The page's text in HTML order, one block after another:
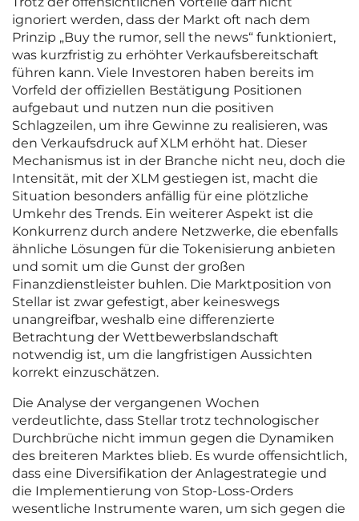
ignoriert werden, dass der Markt oft nach dem
Prinzip „Buy the rumor, sell the news“ funktioniert,
was kurzfristig zu erhöhter Verkaufsbereitschaft
führen kann. Viele Investoren haben bereits im
Vorfeld der offiziellen Bestätigung Positionen
aufgebaut und nutzen nun die positiven
Schlagzeilen, um ihre Gewinne zu realisieren, was
den Verkaufsdruck auf XLM erhöht hat. Dieser
Mechanismus ist in der Branche nicht neu, doch die
Intensität, mit der XLM gestiegen ist, macht die
Situation besonders anfällig für eine plötzliche
Umkehr des Trends. Ein weiterer Aspekt ist die
Konkurrenz durch andere Netzwerke, die ebenfalls
ähnliche Lösungen für die Tokenisierung anbieten
und somit um die Gunst der großen
Finanzdienstleister buhlen. Die Marktposition von
Stellar ist zwar gefestigt, aber keineswegs
unangreifbar, weshalb eine differenzierte
Betrachtung der Wettbewerbslandschaft
notwendig ist, um die langfristigen Aussichten
korrekt einzuschätzen.
Die Analyse der vergangenen Wochen
verdeutlichte, dass Stellar trotz technologischer
Durchbrüche nicht immun gegen die Dynamiken
des breiteren Marktes blieb. Es wurde offensichtlich,
dass eine Diversifikation der Anlagestrategie und
die Implementierung von Stop-Loss-Orders
wesentliche Instrumente waren, um sich gegen die